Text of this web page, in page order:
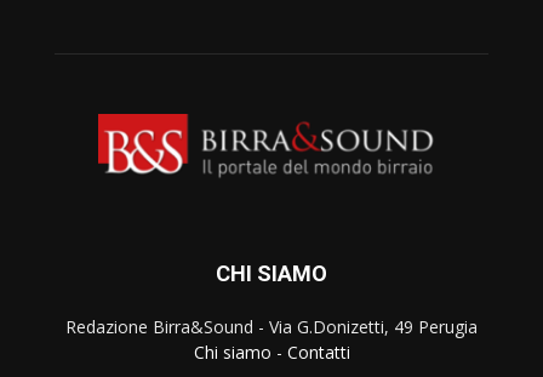
CHI SIAMO
Redazione Birra&Sound - Via G.Donizetti, 49 Perugia
Chi siamo - Contatti